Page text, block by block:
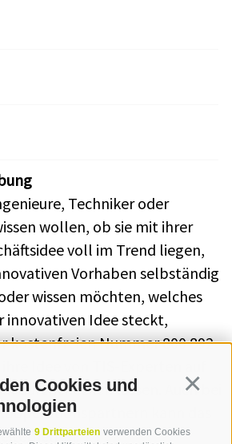
Cookies und
9 Drittparteien verwenden Cookies
Techniker oder
wollen, ob sie mit ihrer
voll im Trend liegen,
Vorhaben selbständig
wissen möchten, welches
innovativen Idee steckt,
kostenfreien Nummer 800 892
durchchecken lassen. Auch bei
kann das